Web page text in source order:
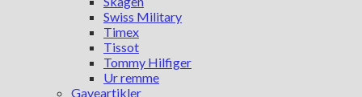
Swiss Military
Timex
Tissot
Tommy Hilfiger
Ur remme
Gaveartikler